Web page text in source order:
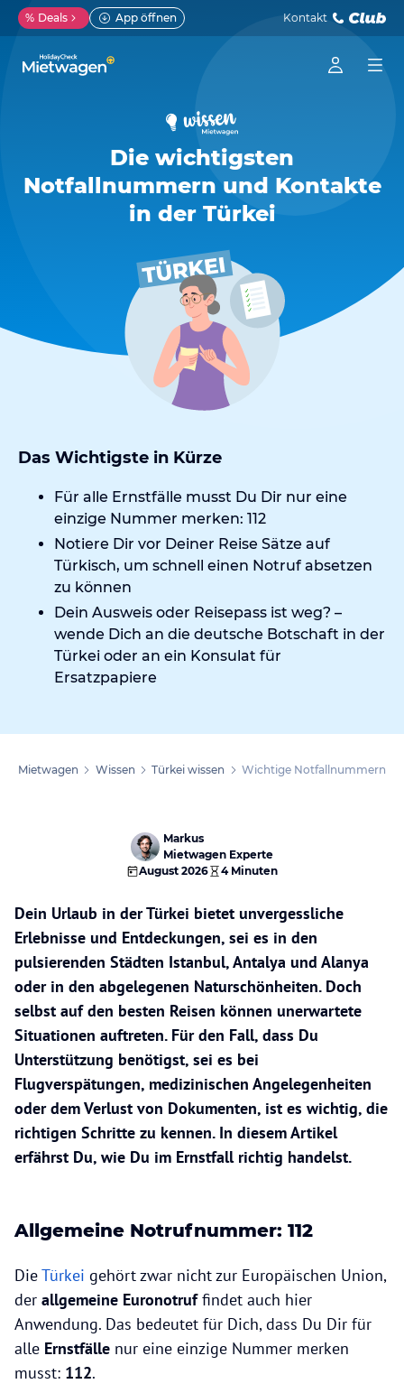
% Deals App öffnen Kontakt
Die wichtigsten
Notfallnummern und Kontakte
in der Türkei
Das Wichtigste in Kürze
Für alle Ernstfälle musst Du Dir nur eine
einzige Nummer merken: 112
Notiere Dir vor Deiner Reise Sätze auf
Türkisch, um schnell einen Notruf absetzen
zu können
Dein Ausweis oder Reisepass ist weg? –
wende Dich an die deutsche Botschaft in der
Türkei oder an ein Konsulat für
Ersatzpapiere
Mietwagen Wissen Türkei wissen Wichtige Notfallnummern
Markus
Mietwagen Experte
August 2026
4 Minuten
Dein Urlaub in der Türkei bietet unvergessliche
Erlebnisse und Entdeckungen, sei es in den
pulsierenden Städten Istanbul, Antalya und Alanya
oder in den abgelegenen Naturschönheiten. Doch
selbst auf den besten Reisen können unerwartete
Situationen auftreten. Für den Fall, dass Du
Unterstützung benötigst, sei es bei
Flugverspätungen, medizinischen Angelegenheiten
oder dem Verlust von Dokumenten, ist es wichtig, die
richtigen Schritte zu kennen. In diesem Artikel
erfährst Du, wie Du im Ernstfall richtig handelst.
Allgemeine Notrufnummer: 112
DieTürkei gehört zwar nicht zur Europäischen Union,
der allgemeine Euronotruffindet auch hier
Anwendung. Das bedeutet für Dich, dass Du Dir für
alle Ernstfälle nur eine einzige Nummer merken
musst: 112.